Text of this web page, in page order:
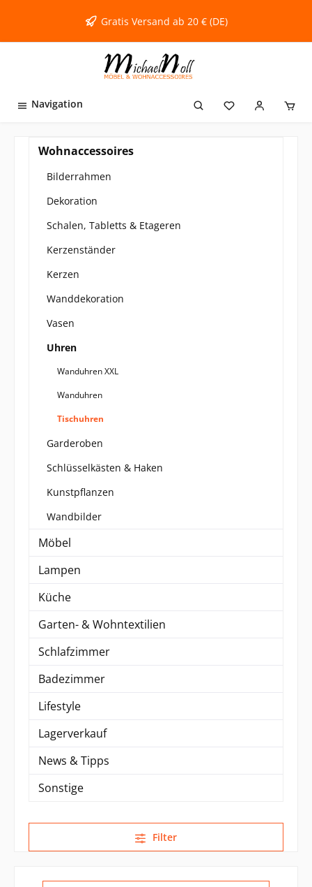
Gratis Versand ab 20 € (DE)
Navigation
Wohnaccessoires
Bilderrahmen
Dekoration
Schalen, Tabletts & Etageren
Kerzenständer
Kerzen
Wanddekoration
Vasen
Uhren
Wanduhren XXL
Wanduhren
Tischuhren
Garderoben
Schlüsselkästen & Haken
Kunstpflanzen
Wandbilder
Möbel
Lampen
Küche
Garten- & Wohntextilien
Schlafzimmer
Badezimmer
Lifestyle
Lagerverkauf
News & Tipps
Sonstige
Filter